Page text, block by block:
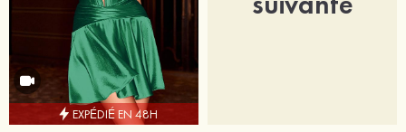
EXPÉDIÉ EN 48H